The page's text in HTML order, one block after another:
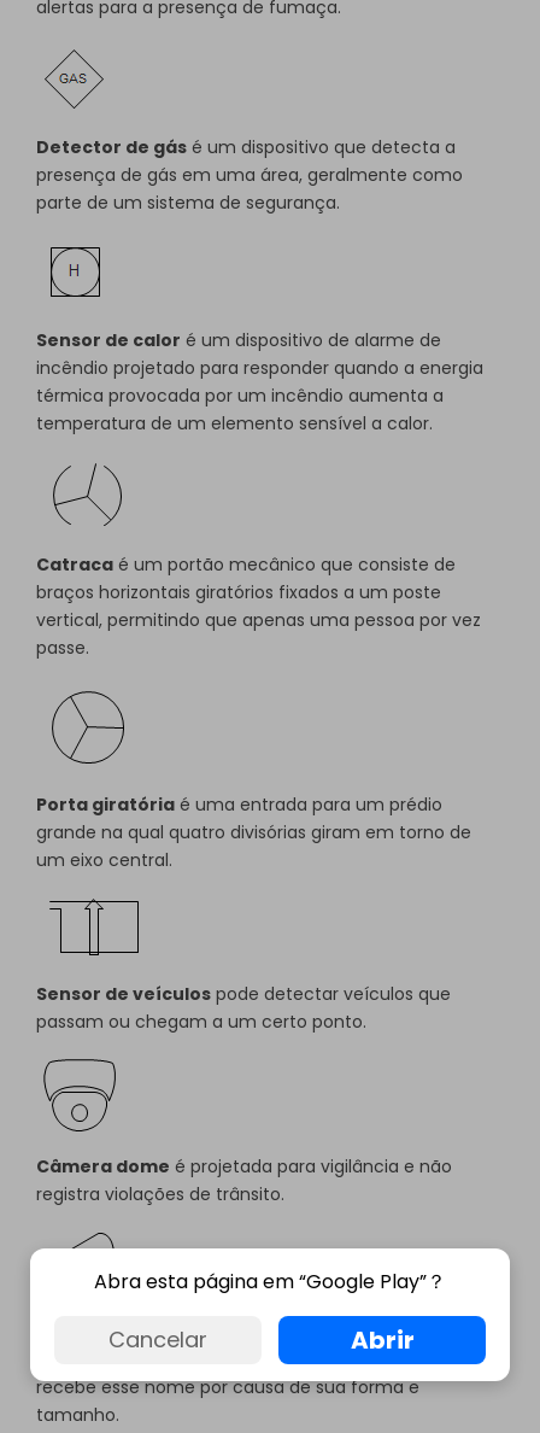
alertas para a presença de fumaça.
Detector de gás é um dispositivo que detecta a
presença de gás em uma área, geralmente como
parte de um sistema de segurança.
Sensor de calor é um dispositivo de alarme de
incêndio projetado para responder quando a energia
térmica provocada por um incêndio aumenta a
temperatura de um elemento sensível a calor.
Catraca é um portão mecânico que consiste de
braços horizontais giratórios fixados a um poste
vertical, permitindo que apenas uma pessoa por vez
passe.
Porta giratória é uma entrada para um prédio
grande na qual quatro divisórias giram em torno de
um eixo central.
Sensor de veículos pode detectar veículos que
passam ou chegam a um certo ponto.
Câmera dome é projetada para vigilância e não
registra violações de trânsito.
Câmera bulleté um tipo de câmera de vídeo usada
frequentemente em sistemas de vigilância, que
recebe esse nome por causa de sua forma e
tamanho.
Abra esta página em “Google Play”？
Cancelar Abrir